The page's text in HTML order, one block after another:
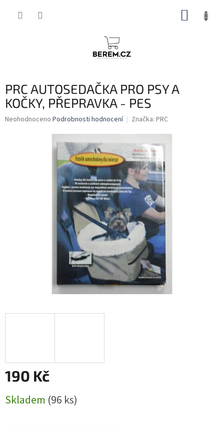
PRC AUTOSEDAČKA PRO PSY A
KOČKY, PŘEPRAVKA - PES
Průměrné
Neohodnoceno Podrobnosti hodnocení Značka: PRC
190 Kč
cena:
Skladem (96 ks)